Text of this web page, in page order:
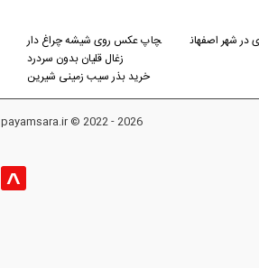
در شهر اصفهان
چاپ عکس روی شیشه چراغ دار
زغال قلیان بدون سردرد
خرید بذر سیب زمینی شیرین
payamsara.ir © 2022 - 2026
^